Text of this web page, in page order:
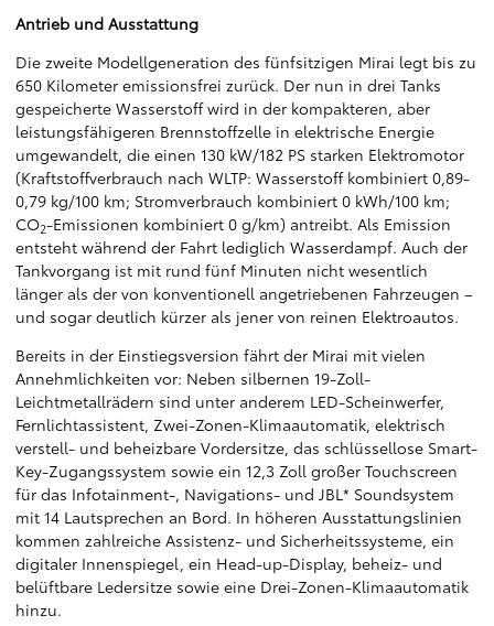
Antrieb und Ausstattung
Die zweite Modellgeneration des fünfsitzigen Mirai legt bis zu
650 Kilometer emissionsfrei zurück. Der nun in drei Tanks
gespeicherte Wasserstoff wird in der kompakteren, aber
leistungsfähigeren Brennstoffzelle in elektrische Energie
umgewandelt, die einen 130 kW/182 PS starken Elektromotor
(Kraftstoffverbrauch nach WLTP: Wasserstoff kombiniert 0,89-
0,79 kg/100 km; Stromverbrauch kombiniert 0 kWh/100 km;
CO2-Emissionen kombiniert 0 g/km) antreibt. Als Emission
entsteht während der Fahrt lediglich Wasserdampf. Auch der
Tankvorgang ist mit rund fünf Minuten nicht wesentlich
länger als der von konventionell angetriebenen Fahrzeugen –
und sogar deutlich kürzer als jener von reinen Elektroautos.
Bereits in der Einstiegsversion fährt der Mirai mit vielen
Annehmlichkeiten vor: Neben silbernen 19-Zoll-
Leichtmetallrädern sind unter anderem LED-Scheinwerfer,
Fernlichtassistent, Zwei-Zonen-Klimaautomatik, elektrisch
verstell- und beheizbare Vordersitze, das schlüssellose Smart-
Key-Zugangssystem sowie ein 12,3 Zoll großer Touchscreen
für das Infotainment-, Navigations- und JBL* Soundsystem
mit 14 Lautsprechen an Bord. In höheren Ausstattungslinien
kommen zahlreiche Assistenz- und Sicherheitssysteme, ein
digitaler Innenspiegel, ein Head-up-Display, beheiz- und
belüftbare Ledersitze sowie eine Drei-Zonen-Klimaautomatik
hinzu.